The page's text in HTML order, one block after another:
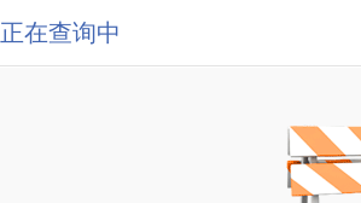
正在查询中